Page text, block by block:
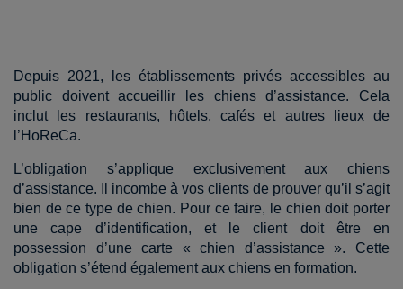
Depuis 2021, les établissements privés accessibles au
public doivent accueillir les chiens d’assistance. Cela
inclut les restaurants, hôtels, cafés et autres lieux de
l’HoReCa.
L’obligation s’applique exclusivement aux chiens
d’assistance. Il incombe à vos clients de prouver qu’il s’agit
bien de ce type de chien. Pour ce faire, le chien doit porter
une cape d’identification, et le client doit être en
possession d’une carte « chien d’assistance ». Cette
obligation s’étend également aux chiens en formation.